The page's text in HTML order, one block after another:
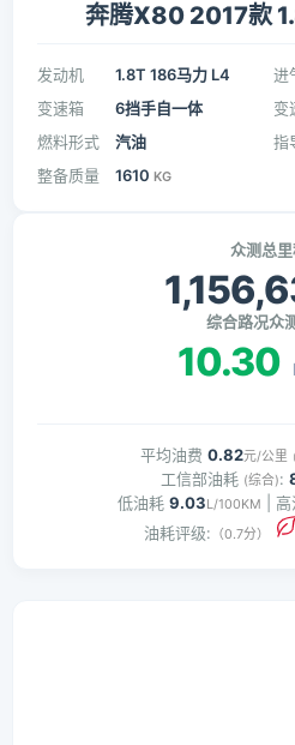
奔腾X80 2017款
发动机 1.8T 186马力 L4 进
变速箱
6挡手自一体 变
燃料形式
汽油 指
整备质量 1610 KG
众测总
综合路况众
10.30
平均油费 0.82元/公里
工信部油耗 (综合):
低油耗 9.03L/100KM |
油耗评级: （0.7分）